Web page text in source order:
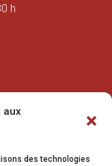
aux
des technologies
h